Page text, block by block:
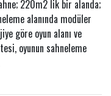
220m2 lik bir alanda;
alanında modüler
göre oyun alanı ve
oyunun sahneleme